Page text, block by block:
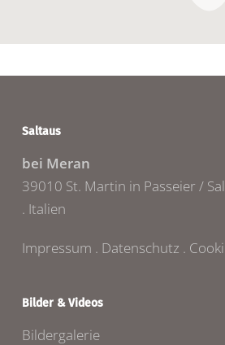
Saltaus
bei Meran
39010 St. Martin in Passeier /
. Italien
Impressum . Datenschutz .
Bilder & Videos
Bildergalerie